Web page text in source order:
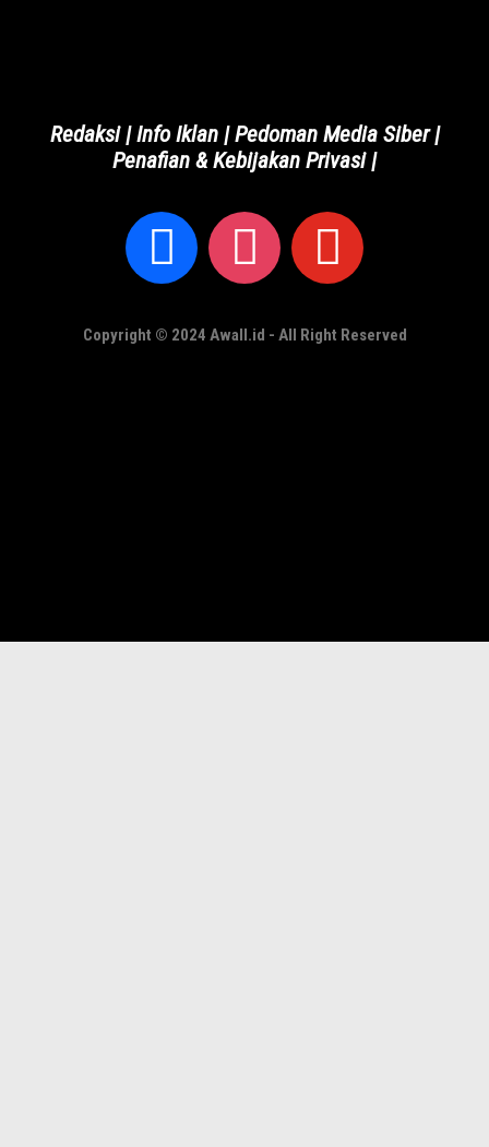
Redaksi|Info Iklan|Pedoman Media Siber|
Penafian & Kebijakan Privasi|
Copyright © 2024 Awall.id - All Right Reserved